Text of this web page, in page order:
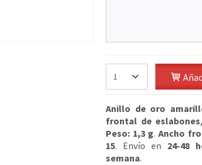
Anillo de oro
frontal de eslabones
Peso: 1,3 g. Ancho
15. Envío en 24-48
semana.